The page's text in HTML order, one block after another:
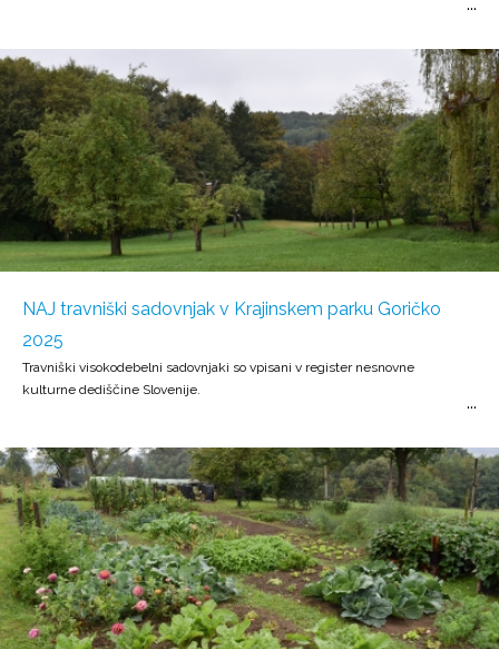
NAJ travniški sadovnjak v Krajinskem parku Goričko
2025
Travniški visokodebelni sadovnjaki so vpisani v register nesnovne
kulturne dediščine Slovenije.